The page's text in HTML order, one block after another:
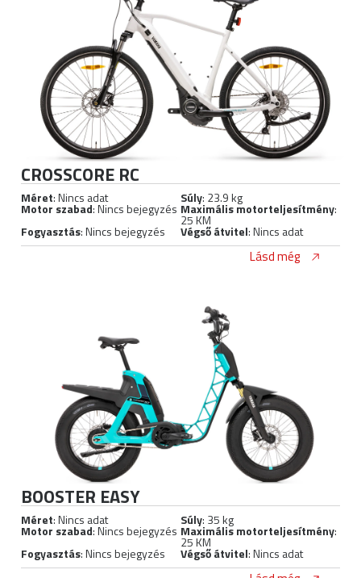
CROSSCORE RC
Méret: Nincs adat Súly: 23.9 kg
Motor szabad: Nincs bejegyzés Maximális motorteljesítmény:
25 KM
Fogyasztás: Nincs bejegyzés Végső átvitel: Nincs adat
Lásd még
BOOSTER EASY
Méret: Nincs adat Súly: 35 kg
Motor szabad: Nincs bejegyzés Maximális motorteljesítmény:
25 KM
Fogyasztás: Nincs bejegyzés Végső átvitel: Nincs adat